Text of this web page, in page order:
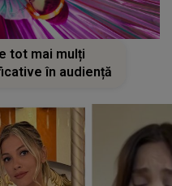
tot mai mulți
în audiență